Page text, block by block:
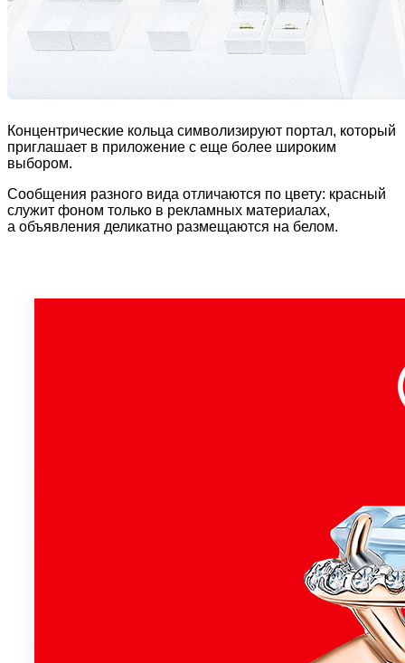
Концентрические кольца символизируют портал, который
приглашает в приложение с еще более широким
выбором.
Сообщения разного вида отличаются по цвету: красный
служит фоном только в рекламных материалах,
а объявления деликатно размещаются на белом.